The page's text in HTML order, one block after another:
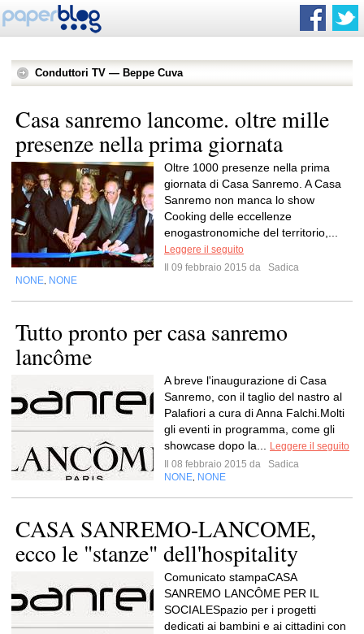
Conduttori TV — Beppe Cuva
Casa sanremo lancome. oltre mille
presenze nella prima giornata
Oltre 1000 presenze nella prima
giornata di Casa Sanremo. A Casa
Sanremo non manca lo show
Cooking delle eccellenze
enogastronomiche del territorio,...
Leggere il seguito
Il 09 febbraio 2015 da
Sadica
NONE NONE
Tutto pronto per casa sanremo
lancôme
A breve l'inaugurazione di Casa
Sanremo, con il taglio del nastro al
Palafiori a cura di Anna Falchi.Molti
gli eventi in programma, come gli
showcase dopo la...
Leggere il seguito
Il 08 febbraio 2015 da
Sadica
NONE NONE
CASA SANREMO-LANCOME,
ecco le "stanze" dell'hospitality
Comunicato stampaCASA
SANREMO LANCÔME PER IL
SOCIALESpazio per i progetti
dedicati ai bambini e ai cittadini con